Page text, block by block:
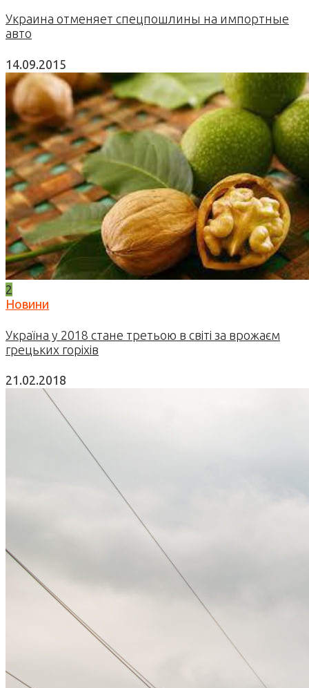
Украина отменяет спецпошлины на импортные
авто
14.09.2015
2
Новини
Україна у 2018 стане третьою в світі за врожаєм
грецьких горіхів
21.02.2018